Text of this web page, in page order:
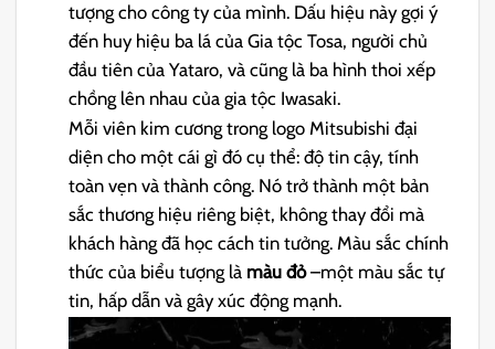
tượng cho công ty của mình. Dấu hiệu này gợi ý
đến huy hiệu ba lá của Gia tộc Tosa, người chủ
đầu tiên của Yataro, và cũng là ba hình thoi xếp
chồng lên nhau của gia tộc Iwasaki.
Mỗi viên kim cương trong logo Mitsubishi đại
diện cho một cái gì đó cụ thể: độ tin cậy, tính
toàn vẹn và thành công. Nó trở thành một bản
sắc thương hiệu riêng biệt, không thay đổi mà
khách hàng đã học cách tin tưởng. Màu sắc chính
thức của biểu tượng là màu đỏ–một màu sắc tự
tin, hấp dẫn và gây xúc động mạnh.